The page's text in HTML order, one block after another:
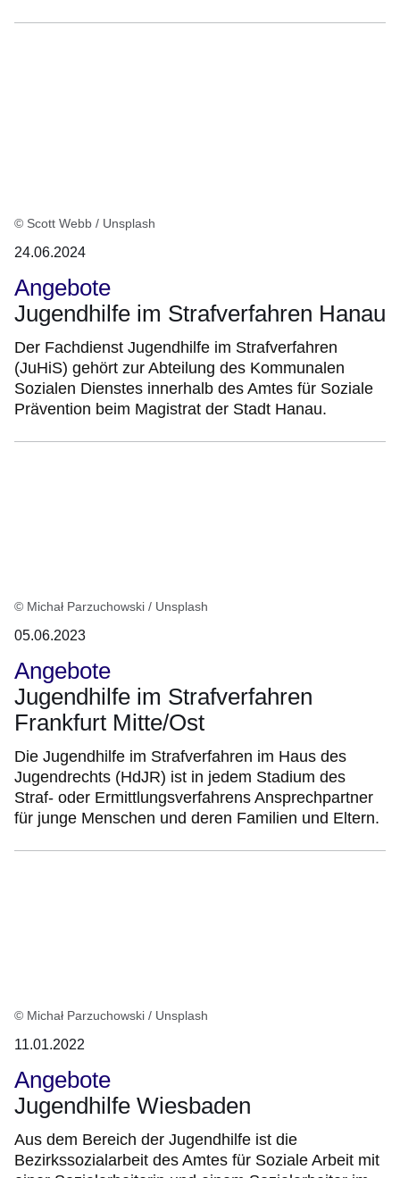
© Scott Webb / Unsplash
24.06.2024
Angebote
Jugendhilfe im Strafverfahren Hanau
Der Fachdienst Jugendhilfe im Strafverfahren
(JuHiS) gehört zur Abteilung des Kommunalen
Sozialen Dienstes innerhalb des Amtes für Soziale
Prävention beim Magistrat der Stadt Hanau.
© Michał Parzuchowski / Unsplash
05.06.2023
Angebote
Jugendhilfe im Strafverfahren
Frankfurt Mitte/Ost
Die Jugendhilfe im Strafverfahren im Haus des
Jugendrechts (HdJR) ist in jedem Stadium des
Straf- oder Ermittlungsverfahrens Ansprechpartner
für junge Menschen und deren Familien und Eltern.
© Michał Parzuchowski / Unsplash
11.01.2022
Angebote
Jugendhilfe Wiesbaden
Aus dem Bereich der Jugendhilfe ist die
Bezirkssozialarbeit des Amtes für Soziale Arbeit mit